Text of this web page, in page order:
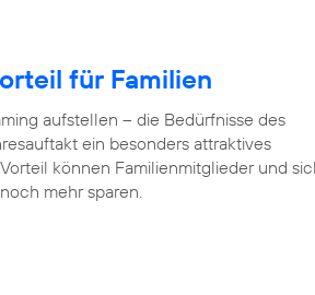
für Familien
aufstellen – die Bedürfnisse des
ein besonders attraktives
können Familienmitglieder und
mehr sparen.